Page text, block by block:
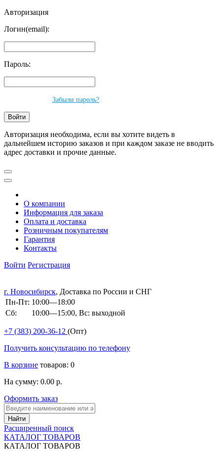
Авторизация
Логин(email):
Пароль:
Забыли пароль?
Авторизация необходима, если вы хотите видеть в
дальнейшем историю заказов и при каждом заказе не вводить
адрес доставки и прочие данные.
О компании
Информация для заказа
Оплата и доставка
Розничным покупателям
Гарантия
Контакты
Войти Регистрация
г. Новосибирск, Доставка по России и СНГ
Пн-Пт: 10:00—18:00
Сб:
10:00—15:00, Вс: выходной
+7 (383) 200-36-12 (Опт)
Получить консультацию по телефону
В корзине товаров: 0
На сумму: 0.00 р.
Оформить заказ
Расширенный поиск
КАТАЛОГ ТОВАРОВ
КАТАЛОГ ТОВАРОВ